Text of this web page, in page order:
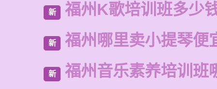
新 福州K歌培训班多少
新 福州哪里卖小提琴便
新 福州音乐素养培训班